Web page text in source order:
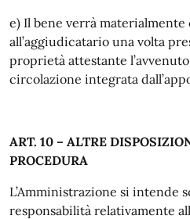
e) Il bene verrà materialmente
all’aggiudicatario una volta
proprietà attestante
circolazione integrata
ART. 10 – ALTRE
PROCEDURA
L’Amministrazione si intende
responsabilità relativamente